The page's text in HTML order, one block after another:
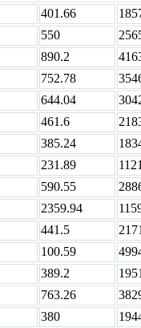
401.66
550
890.2
752.78
644.04
461.6
385.24
231.89
590.55
2359.94
441.5
100.59
389.2
763.26
380